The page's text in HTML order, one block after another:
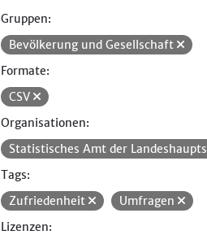
Gruppen:
Bevölkerung und Gesellschaft
Formate:
CSV
Organisationen:
Statistisches Amt der
Tags:
Zufriedenheit
Umfragen
Lizenzen: